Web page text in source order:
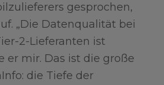
gesprochen,
„Die Datenqualität bei
2-Lieferanten ist
er mir. Das ist die große
die Tiefe der